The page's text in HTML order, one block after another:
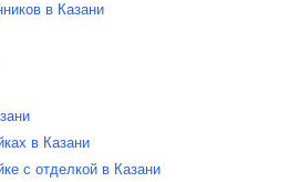
в Казани
в Казани
с отделкой в Казани